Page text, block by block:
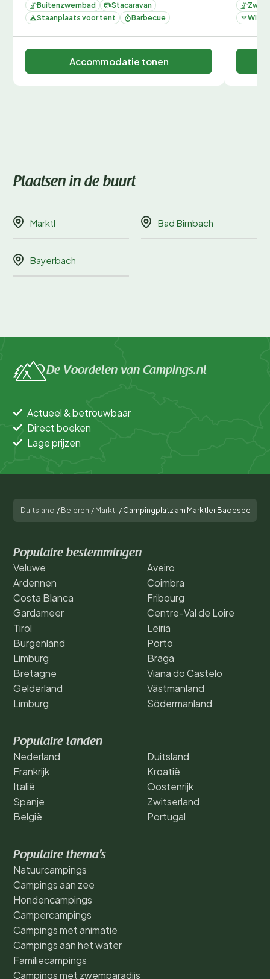
Buitenzwembad
Stacaravan
Staanplaats voor tent
Barbecue
Accommodatie tonen
WIFI
Plaatsen in de buurt
Marktl Bad Birnbach
Bayerbach
De Voordelen van Campings.nl
Actueel & betrouwbaar
Direct boeken
Lage prijzen
Duitsland / Beieren / Marktl / Campingplatz am Marktler Badesee
Populaire bestemmingen
Veluwe
Ardennen
Costa Blanca
Gardameer
Tirol
Burgenland
Limburg
Bretagne
Gelderland
Limburg
Aveiro
Coimbra
Fribourg
Centre-Val de Loire
Leiria
Porto
Braga
Viana do Castelo
Västmanland
Södermanland
Populaire landen
Nederland
Frankrijk
Italië
Spanje
België
Duitsland
Kroatië
Oostenrijk
Zwitserland
Portugal
Populaire thema's
Natuurcampings
Campings aan zee
Hondencampings
Campercampings
Campings met animatie
Campings aan het water
Familiecampings
Campings met zwemparadijs